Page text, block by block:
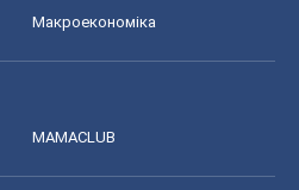
Макроекономіка
MAMACLUB